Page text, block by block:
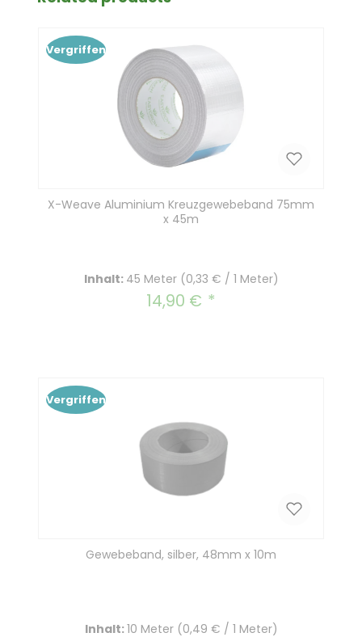
Vergriffen
X-Weave Aluminium Kreuzgewebeband 75mm
x 45m
Inhalt: 45 Meter (0,33 € / 1 Meter)
Regulärer Preis:
14,90 €
Vergriffen
Gewebeband, silber, 48mm x 10m
Inhalt:10 Meter (0,49 € / 1 Meter)